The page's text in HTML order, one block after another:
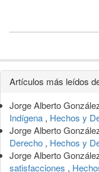
Detalles
del
artículo
Artículos más leídos
Jorge Alberto
Indígena , Hechos y
Jorge Alberto
Derecho , Hechos y
Jorge Alberto
satisfacciones ,